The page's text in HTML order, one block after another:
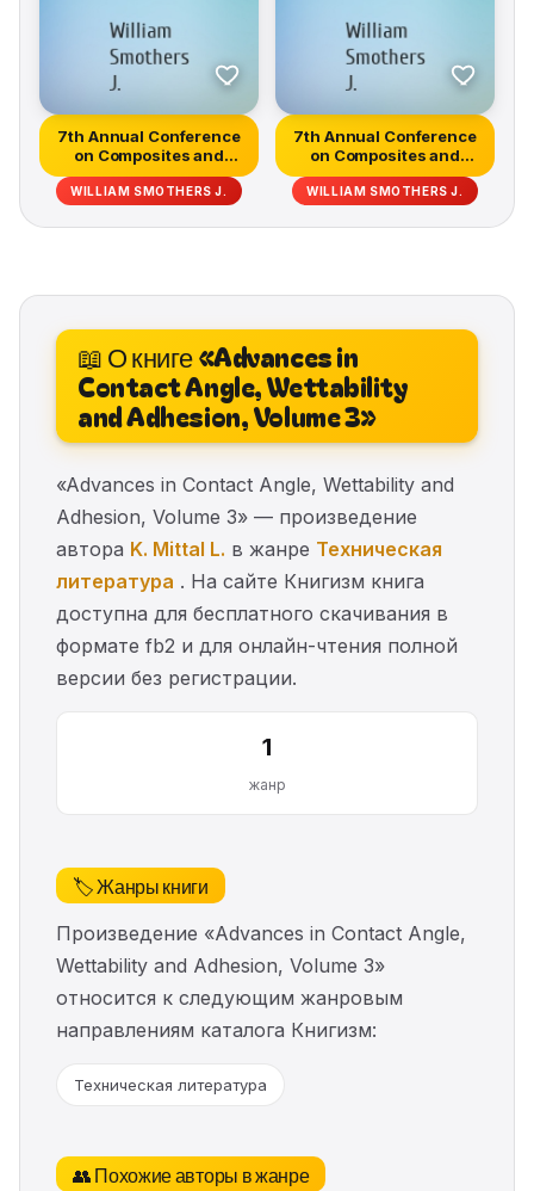
7th Annual Conference
on Composites and
Advanced C...
WILLIAM SMOTHERS J.
7th Annual Conference
on Composites and
Advanced C...
WILLIAM SMOTHERS J.
📖 О книге «Advances in
Contact Angle, Wettability
and Adhesion, Volume 3»
«Advances in Contact Angle, Wettability and
Adhesion, Volume 3» — произведение
автора K. Mittal L. в жанре Техническая
литература . На сайте Книгизм книга
доступна для бесплатного скачивания в
формате fb2 и для онлайн-чтения полной
версии без регистрации.
1
жанр
🏷️ Жанры книги
Произведение «Advances in Contact Angle,
Wettability and Adhesion, Volume 3»
относится к следующим жанровым
направлениям каталога Книгизм:
Техническая литература
👥 Похожие авторы в жанре